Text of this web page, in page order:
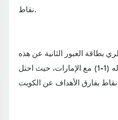
نقاط.
بطاقة العبور الثانية عن هذه
المجموعة، بعد تعادله (1-1) مع الإمارات، حيث احتل